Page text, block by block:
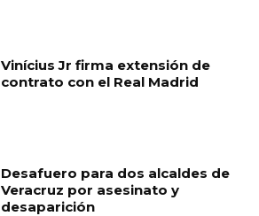
Vinícius Jr firma extensión de
contrato con el Real Madrid
Desafuero para dos alcaldes de
Veracruz por asesinato y
desaparición